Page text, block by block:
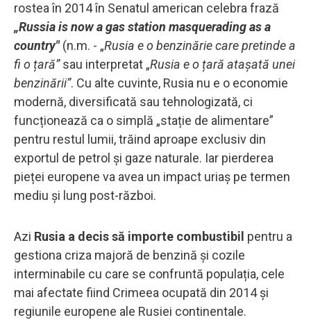
rostea în 2014 în Senatul american celebra frază
„Russia is now a gas station masquerading as a
country"(n.m. - „Rusia e o benzinărie care pretinde a
fi o țară”sau interpretat „Rusia e o țară atașată unei
benzinării”. Cu alte cuvinte, Rusia nu e o economie
modernă, diversificată sau tehnologizată, ci
funcționează ca o simplă „stație de alimentare”
pentru restul lumii, trăind aproape exclusiv din
exportul de petrol și gaze naturale. Iar pierderea
pieței europene va avea un impact uriaș pe termen
mediu și lung post-război.
Azi Rusia a decis să importe combustibil pentru a
gestiona criza majoră de benzină și cozile
interminabile cu care se confruntă populația, cele
mai afectate fiind Crimeea ocupată din 2014 și
regiunile europene ale Rusiei continentale.